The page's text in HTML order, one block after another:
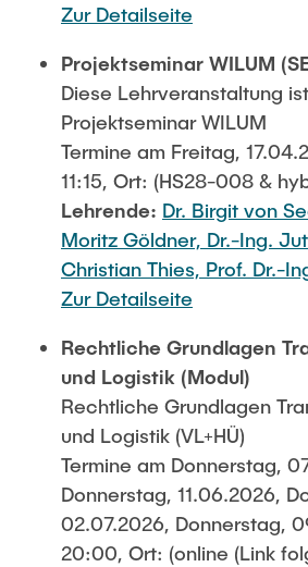
Zur Detailseite
Projektseminar WILUM
Diese Lehrveranstaltung
Projektseminar WILUM
Termine am Freitag,
11:15, Ort: (HS28-008 &
Lehrende: Dr. Birgit von
Moritz Göldner, Dr.-Ing.
Christian Thies, Prof. Dr.-
Zur Detailseite
Rechtliche Grundlagen
und Logistik (Modul)
Rechtliche Grundlagen
und Logistik (VL+HÜ)
Termine am Donnerstag,
Donnerstag, 11.06.2026,
02.07.2026, Donnerstag,
20:00, Ort: (online (Link